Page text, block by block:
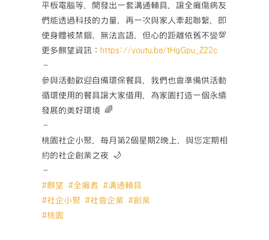
平板電腦等，開發出一套溝通輔具，讓全癱傷病友
們能透過科技的力量，再一次與家人牽起聯繫，即
使身體被禁錮、無法言語，但心的距離依舊不變💯
更多麒望資訊： https://youtu.be/tHgGpu_Z22c
–
參與活動歡迎自備環保餐具，我們也會準備供活動
循環使用的餐具讓大家借用，為家園打造一個永續
發展的美好環境 🌈
–
桃園社企小聚，每月第2個星期2晚上，與您定期相
約的社企創業之夜 🌙
–
#麒望 #全癱者 #溝通輔具
#社企小聚 #社會企業 #創業
#桃園